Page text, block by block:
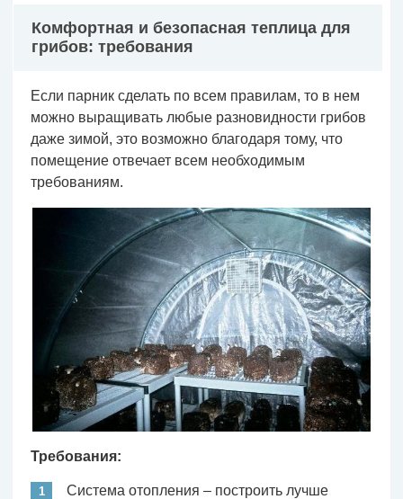
Комфортная и безопасная теплица для
грибов: требования
Если парник сделать по всем правилам, то в нем
можно выращивать любые разновидности грибов
даже зимой, это возможно благодаря тому, что
помещение отвечает всем необходимым
требованиям.
Требования:
Система отопления – построить лучше